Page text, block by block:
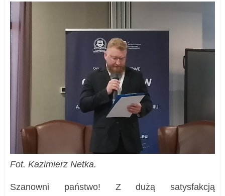
Fot. Kazimierz Netka.
Szanowni państwo! Z dużą satysfakcją